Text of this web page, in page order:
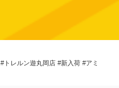
#トレルン遊丸岡店 #新入荷 #アミ